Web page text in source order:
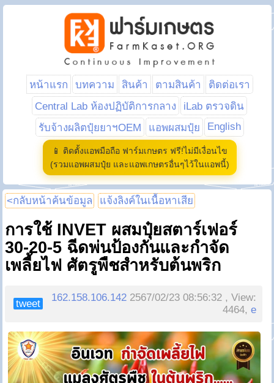
หน้าแรก บทความ สินค้า ตามสินค้า
ติดต่อเรา
Central Lab ห้องปฏิบัติการกลาง
iLab ตรวจดิน
รับจ้างผลิตปุ๋ยยาฯOEM
แอพผสมปุ๋ย English
📱 ติดตั้งแอพมือถือ ฟาร์มเกษตร ฟรี!ไม่มีเงื่อนไข
(รวมแอพผสมปุ๋ย และแอพเกษตรอื่นๆไว้ในแอพนี้)
<กลับหน้าค้นข้อมูล แจ้งลิงค์ในเนื้อหาเสีย
การใช้ INVET ผสมปุ๋ยสตาร์เฟอร์
30-20-5 ฉีดพ่นป้องกันและกำจัด
เพลี้ยไฟ ศัตรูพืชสำหรับต้นพริก
tweet
162.158.106.142 2567/02/23 08:56:32 , View:
4464,e